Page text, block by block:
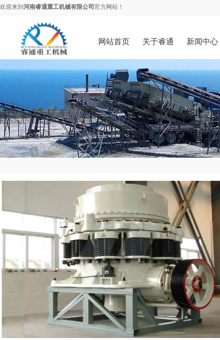
欢迎来到 河南睿通重工机械有限公司 官方网站！
网站首页 关于睿通 新闻中心